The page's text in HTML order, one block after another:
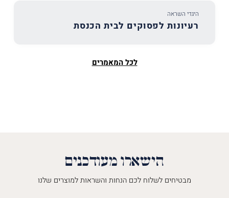
היגדי השראה
רעיונות לפסוקים לבית הכנסת
לכל המאמרים
הישארו מעודכנים
מבטיחים לשלוח לכם הנחות והשראות למוצרים שלנו